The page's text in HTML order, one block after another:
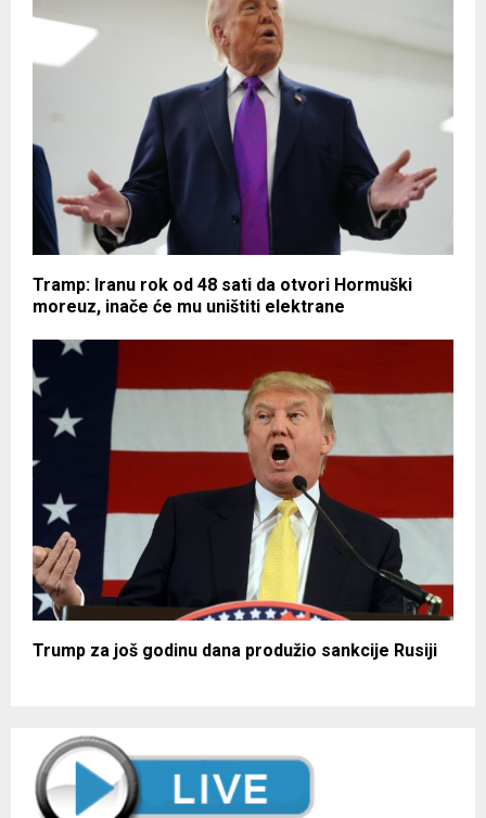
Tramp: Iranu rok od 48 sati da otvori Hormuški
moreuz, inače će mu uništiti elektrane
Trump za još godinu dana produžio sankcije Rusiji